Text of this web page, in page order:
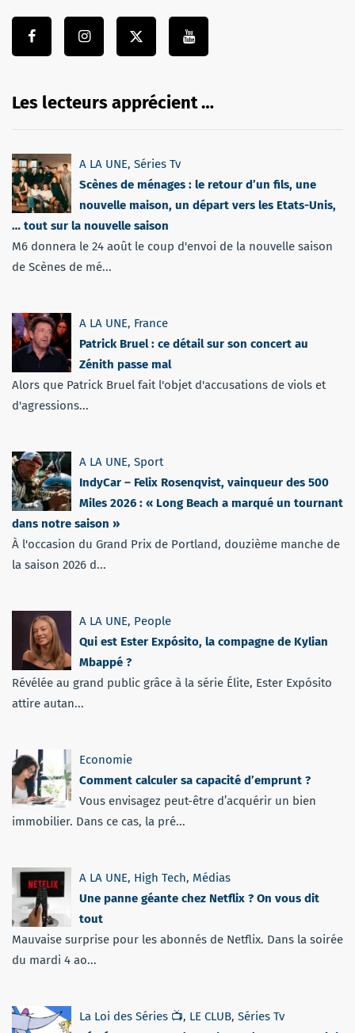
Les lecteurs apprécient …
A LA UNE, Séries Tv
Scènes de ménages : le retour d’un fils, une
nouvelle maison, un départ vers les Etats-Unis,
… tout sur la nouvelle saison
M6 donnera le 24 août le coup d'envoi de la nouvelle saison
de Scènes de mé...
A LA UNE, France
Patrick Bruel : ce détail sur son concert au
Zénith passe mal
Alors que Patrick Bruel fait l'objet d'accusations de viols et
d'agressions...
A LA UNE, Sport
IndyCar – Felix Rosenqvist, vainqueur des 500
Miles 2026 : « Long Beach a marqué un tournant
dans notre saison »
À l'occasion du Grand Prix de Portland, douzième manche de
la saison 2026 d...
A LA UNE, People
Qui est Ester Expósito, la compagne de Kylian
Mbappé ?
Révélée au grand public grâce à la série Élite, Ester Expósito
attire autan...
Economie
Comment calculer sa capacité d’emprunt ?
Vous envisagez peut-être d’acquérir un bien
immobilier. Dans ce cas, la pré...
A LA UNE, High Tech, Médias
Une panne géante chez Netflix ? On vous dit
tout
Mauvaise surprise pour les abonnés de Netflix. Dans la soirée
du mardi 4 ao...
La Loi des Séries 📺, LE CLUB, Séries Tv